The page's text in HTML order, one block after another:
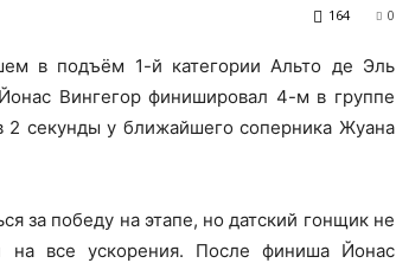
0
164
в подъём 1-й категории Альто де Эль
Вингегор финишировал 4-м в группе
2 секунды у ближайшего соперника Жуана
за победу на этапе, но датский гонщик не
на все ускорения. После финиша Йонас